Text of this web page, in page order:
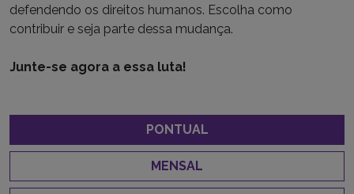
defendendo os direitos humanos. Escolha como
contribuir e seja parte dessa mudança.
Junte-se agora a essa luta!
PONTUAL
MENSAL